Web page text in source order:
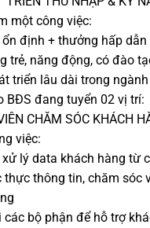
một công việc:
định + thưởng hấp dẫn
trẻ, năng động, có đào
triển lâu dài trong
BĐS đang tuyển 02 vị trí:
CHĂM SÓC KHÁCH
việc:
lý data khách hàng từ
thực thông tin, chăm sóc
các bộ phận để hỗ trợ